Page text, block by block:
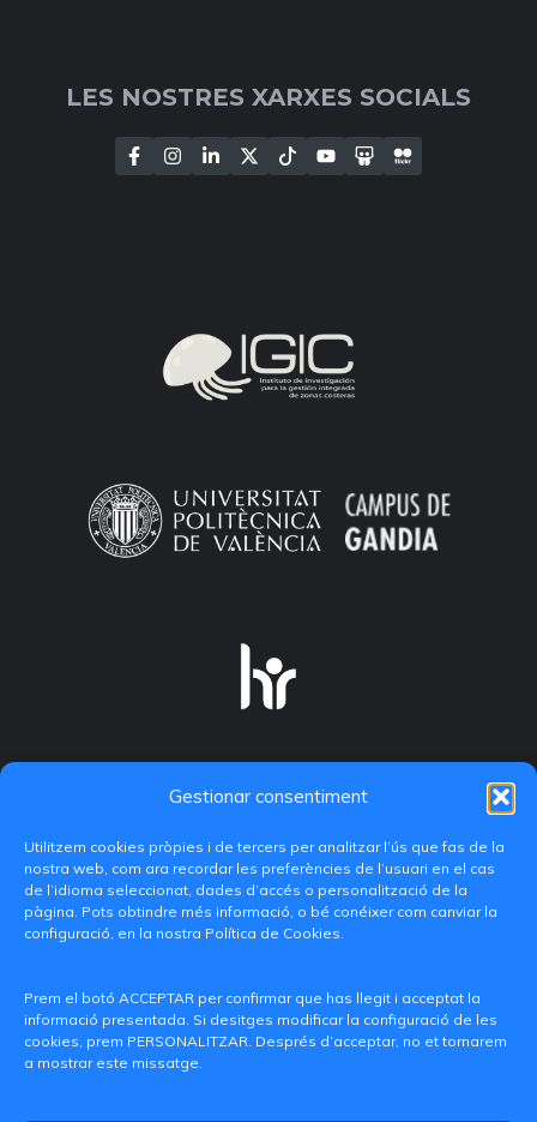
Gestionar consentiment
Utilitzem cookies pròpies i de tercers per analitzar l’ús que fas de la
nostra web, com ara recordar les preferències de l’usuari en el cas
de l’idioma seleccionat, dades d’accés o personalització de la
pàgina. Pots obtindre més informació, o bé conéixer com canviar la
configuració, en la nostra Política de Cookies.
Prem el botó ACCEPTAR per confirmar que has llegit i acceptat la
informació presentada. Si desitges modificar la configuració de les
cookies, prem PERSONALITZAR. Després d’acceptar, no et tornarem
a mostrar este missatge.
LES NOSTRES XARXES SOCIALS
C/ Paranimf, 1 - 46730 Grau de Gandia
+34 962849333